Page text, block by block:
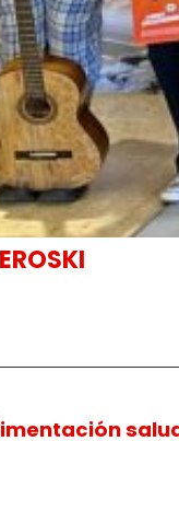
impulsamos
EROSKI
en la duodécima
héroes,
disponibles en
de la